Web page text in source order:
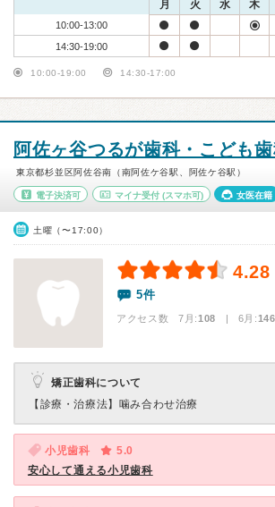
月 火 水 木
10:00-13:00
14:30-19:00
10:00-19:00 14:30-17:00
阿佐ヶ谷つるが歯科・こども
東京都杉並区阿佐谷南（南阿佐ケ谷駅、阿佐ケ谷駅）
電子決済可 マイナ受付(スマホ可) 女医在籍
土曜（〜17:00）
4.28
5件
アクセス数 7月:108 | 6月:146
矯正歯科について
【診療・治療法】 噛み合わせ治療
小児歯科
5.0
安心して通える小児歯科